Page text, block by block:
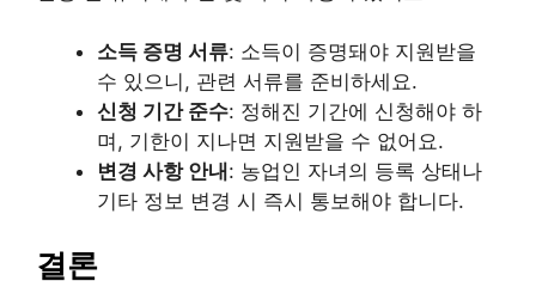
소득 증명 서류: 소득이 증명돼야 지원받을
수 있으니, 관련 서류를 준비하세요.
신청 기간 준수: 정해진 기간에 신청해야 하
며, 기한이 지나면 지원받을 수 없어요.
변경 사항 안내 : 농업인 자녀의 등록 상태나
기타 정보 변경 시 즉시 통보해야 합니다.
결론